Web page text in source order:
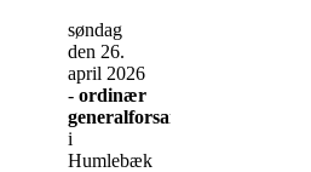
søndag
den 26.
april 2026
- ordinær
generalforsamling
i
Humlebæk